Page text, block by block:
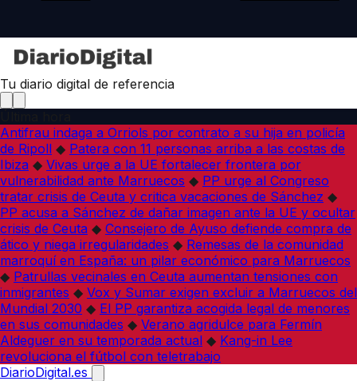
Tu diario digital de referencia
Antifrau indaga a Orriols por contrato a su hija en policía
de Ripoll ◆ Patera con 11 personas arriba a las costas de
Ibiza ◆ Vivas urge a la UE fortalecer frontera por
vulnerabilidad ante Marruecos ◆ PP urge al Congreso
tratar crisis de Ceuta y critica vacaciones de Sánchez ◆
PP acusa a Sánchez de dañar imagen ante la UE y ocultar
crisis de Ceuta ◆ Consejero de Ayuso defiende compra de
ático y niega irregularidades ◆ Remesas de la comunidad
marroquí en España: un pilar económico para Marruecos
◆ Patrullas vecinales en Ceuta aumentan tensiones con
inmigrantes ◆ Vox y Sumar exigen excluir a Marruecos del
Mundial 2030 ◆ El PP garantiza acogida legal de menores
en sus comunidades ◆ Verano agridulce para Fermín
Aldeguer en su temporada actual ◆ Kang-in Lee
revoluciona el fútbol con teletrabajo
DiarioDigital.es